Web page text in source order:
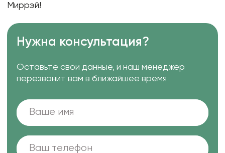
Миррэй!
Нужна консультация?
Оставьте свои данные, и наш менеджер
перезвонит вам в ближайшее время